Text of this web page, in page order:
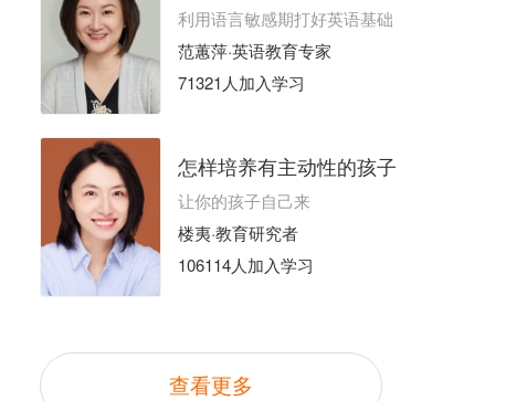
利用语言敏感期打好英语基础
范蕙萍·英语教育专家
71321人加入学习
怎样培养有主动性的孩子
让你的孩子自己来
楼夷·教育研究者
106114人加入学习
查看更多